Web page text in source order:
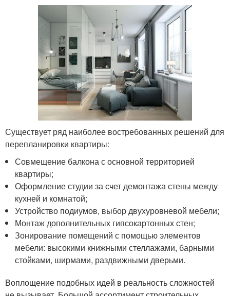
Существует ряд наиболее востребованных решений для
перепланировки квартиры:
Совмещение балкона с основной территорией
квартиры;
Оформление студии за счет демонтажа стены между
кухней и комнатой;
Устройство подиумов, выбор двухуровневой мебели;
Монтаж дополнительных гипсокартонных стен;
Зонирование помещений с помощью элементов
мебели: высокими книжными стеллажами, барными
стойками, ширмами, раздвижными дверьми.
Воплощение подобных идей в реальность сложностей